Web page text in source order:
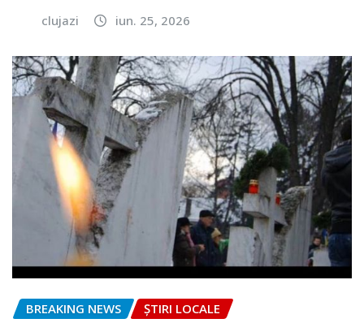
clujazi iun. 25, 2026
BREAKING NEWS ȘTIRI LOCALE